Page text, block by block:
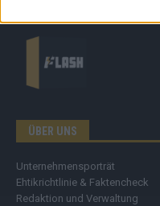
ÜBER UNS
Unternehmensporträt
Ehtikrichtlinie & Faktencheck
Redaktion und Verwaltung